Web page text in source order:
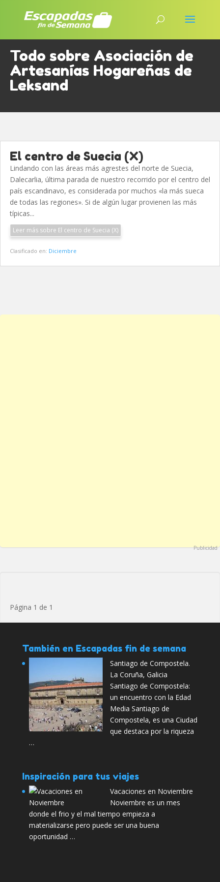
Todo sobre Asociación de
Artesanías Hogareñas de
Leksand
El centro de Suecia (X)
Lindando con las áreas más agrestes del norte de Suecia,
Dalecarlia, última parada de nuestro recorrido por el centro del
país escandinavo, es considerada por muchos «la más sueca
de todas las regiones». Si de algún lugar provienen las más
típicas...
Leer más sobre El centro de Suecia (X)
Clasificado en: Diciembre
Publicidad
Página 1 de 1
También en Escapadas fin de semana
Santiago de Compostela.
La Coruña, Galicia
Santiago de Compostela:
un encuentro con la Edad
Media Santiago de
Compostela, es una Ciudad
que destaca por la riqueza
…
Inspiración para tus viajes
Vacaciones en Noviembre
Noviembre es un mes
donde el frio y el mal tiempo empieza a
materializarse pero puede ser una buena
oportunidad …